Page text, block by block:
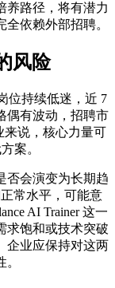
养路径，将有潜力
依赖外部招聘。
风险
位持续低迷，近 7
偶有波动，招聘市
来说，核心力量可
案。
否会演变为长期趋
常水平，可能意
AI Trainer 这一
求饱和或技术突破
企业应保持对这两